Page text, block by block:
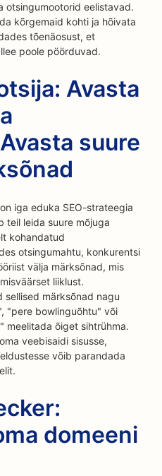
otsingumootorid eelistavad.
kõrgemaid kohti ja hõivata
tõenäosust, et
poole pöörduvad.
Avasta
suure
iga eduka SEO-strateegia
teil leida suure mõjuga
kohandatud
otsingumahtu, konkurentsi
välja märksõnad, mis
liiklust.
sellised märksõnad nagu
"pere bowlinguõhtu" või
meelitada õiget sihtrühma.
veebisaidi sisusse,
võib parandada
domeeni